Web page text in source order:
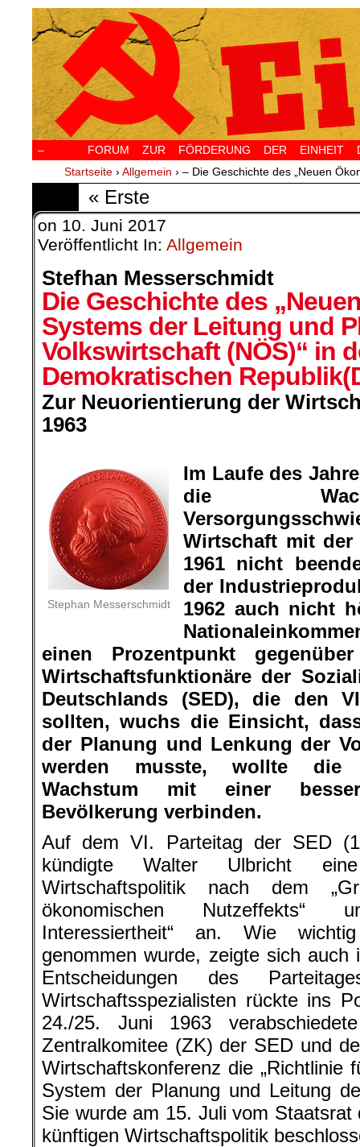
–
FORUM ZUR FÖRDERUNG DER EINHEIT
Startseite › Allgemein › – Die Geschichte des „Neuen
« Erste
on 10. Juni 2017
Veröffentlicht In: Allgemein
Stefhan Messerschmidt
Die Geschichte des
Systems der Leitung und
Volkswirtschaft (NÖS)“ in
Demokratischen
Zur Neuorientierung der
1963
Stephan Messerschmidt
Im Laufe des
die
Wirtschaft mit der
1961 nicht
der
1962 auch nicht
einen Prozentpunkt
Wirtschaftsfunktionäre der
Deutschlands (SED), die den
sollten, wuchs die Einsicht,
der Planung und Lenkung der
werden musste, wollte die
Wachstum mit einer
Bevölkerung verbinden.
Auf dem VI. Parteitag der SED
kündigte Walter Ulbricht
Wirtschaftspolitik nach dem
ökonomischen Nutzeffekts“
Interessiertheit“ an. Wie
genommen wurde, zeigte sich auch
Entscheidungen des
Wirtschaftsspezialisten rückte ins
24./25. Juni 1963
Zentralkomitee (ZK) der SED und
Wirtschaftskonferenz die „Richtlinie
System der Planung und Leitung
Sie wurde am 15. Juli vom
künftigen Wirtschaftspolitik